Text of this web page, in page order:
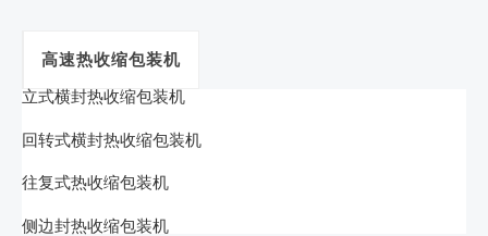
高速热收缩包装机
立式横封热收缩包装机
回转式横封热收缩包装机
往复式热收缩包装机
侧边封热收缩包装机